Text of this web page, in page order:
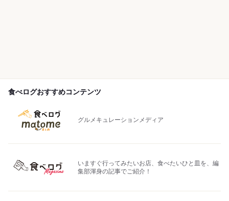
食べログおすすめコンテンツ
グルメキュレーションメディア
いますぐ行ってみたいお店、食べたいひと皿を、編
集部渾身の記事でご紹介！